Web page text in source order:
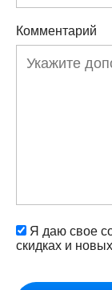
Комментарий
Я даю свое
скидках и